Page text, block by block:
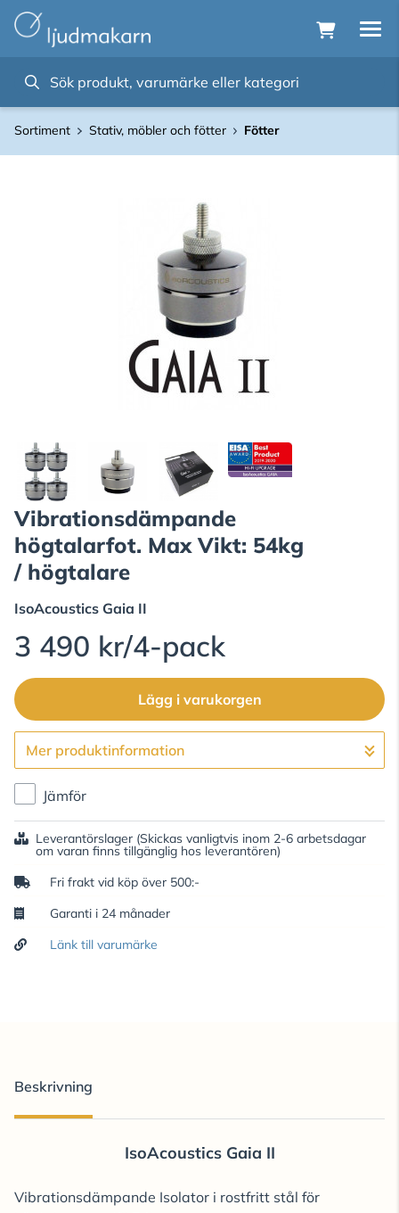
Sortiment Stativ, möbler och fötter Fötter
Vibrationsdämpande
högtalarfot. Max Vikt: 54kg
/ högtalare
IsoAcoustics Gaia II
3 490 kr/4-pack
Lägg i varukorgen
Gå till kassan
Mer produktinformation
Jämför
Leverantörslager (Skickas vanligtvis inom 2-6 arbetsdagar
om varan finns tillgänglig hos leverantören)
Fri frakt vid köp över 500:-
Garanti i 24 månader
Länk till varumärke
Beskrivning
IsoAcoustics Gaia II
Vibrationsdämpande Isolator i rostfritt stål för